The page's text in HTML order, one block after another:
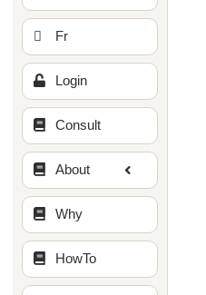
Fr
Login
Consult
About
Why
HowTo